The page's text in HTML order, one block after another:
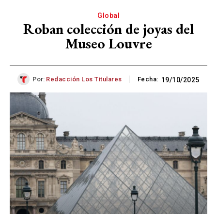
Global
Roban colección de joyas del
Museo Louvre
Por: Redacción Los Titulares Fecha: 19/10/2025